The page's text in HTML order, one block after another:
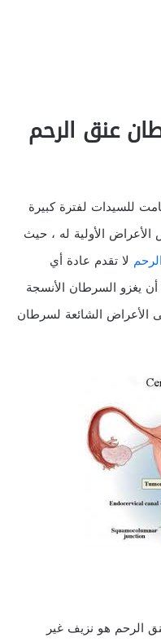
عنق الرحم
للسيدات لفترة كبيرة
الأولية له ، حيث
لا تقدم عادة أي
يغزو السرطان الأنسجة
الأعراض الشائعة لسرطان
الرحم هو نزيف غير